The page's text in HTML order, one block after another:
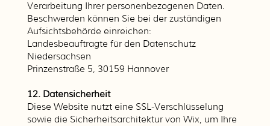
Verarbeitung Ihrer personenbezogenen Daten.
Beschwerden können Sie bei der zuständigen
Aufsichtsbehörde einreichen:
Landesbeauftragte für den Datenschutz
Niedersachsen
Prinzenstraße 5, 30159 Hannover
12. Datensicherheit
Diese Website nutzt eine SSL-Verschlüsselung
sowie die Sicherheitsarchitektur von Wix, um Ihre